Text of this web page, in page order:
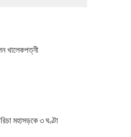
খালেকপত্নী
মহাসড়কে ৩ ঘণ্টা